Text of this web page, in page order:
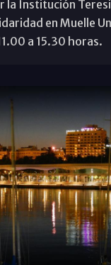
la Institución
en Muelle
a 15.30 horas.